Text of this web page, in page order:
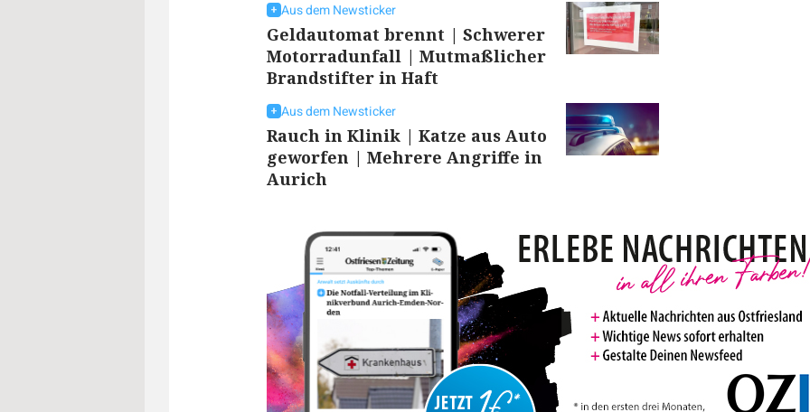
Aus dem Newsticker
Geldautomat brennt | Schwerer
Motorradunfall | Mutmaßlicher
Brandstifter in Haft
Aus dem Newsticker
Rauch in Klinik | Katze aus Auto
geworfen | Mehrere Angriffe in
Aurich